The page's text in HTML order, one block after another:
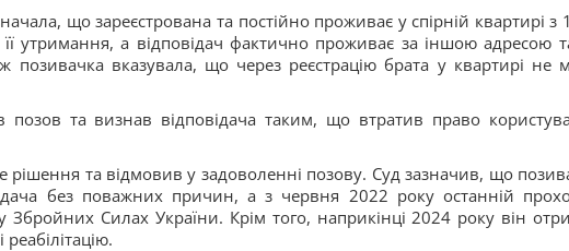
що зареєстрована та постійно проживає у спірній квартирі з
утримання, а відповідач фактично проживає за іншою адресою
позивачка вказувала, що через реєстрацію брата у квартирі не
позов та визнав відповідача таким, що втратив право
рішення та відмовив у задоволенні позову. Суд зазначив, що
без поважних причин, а з червня 2022 року останній
Збройних Силах України. Крім того, наприкінці 2024 року він